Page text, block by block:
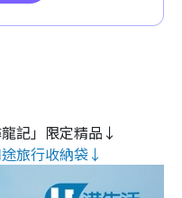
記」限定精品↓
旅行收納袋↓